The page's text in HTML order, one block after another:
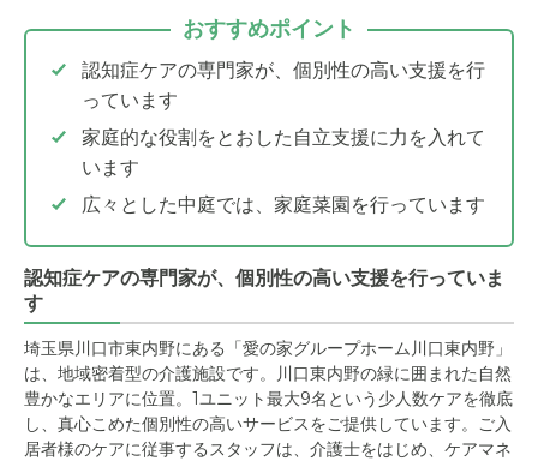
おすすめポイント
認知症ケアの専門家が、個別性の高い支援を行
っています
家庭的な役割をとおした自立支援に力を入れて
います
広々とした中庭では、家庭菜園を行っています
認知症ケアの専門家が、個別性の高い支援を行っていま
す
埼玉県川口市東内野にある「愛の家グループホーム川口東内野」
は、地域密着型の介護施設です。川口東内野の緑に囲まれた自然
豊かなエリアに位置。1ユニット最大9名という少人数ケアを徹底
し、真心こめた個別性の高いサービスをご提供しています。ご入
居者様のケアに従事するスタッフは、介護士をはじめ、ケアマネ